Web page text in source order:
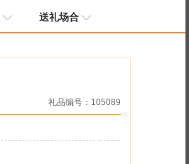
送礼场合
礼品编号：105089